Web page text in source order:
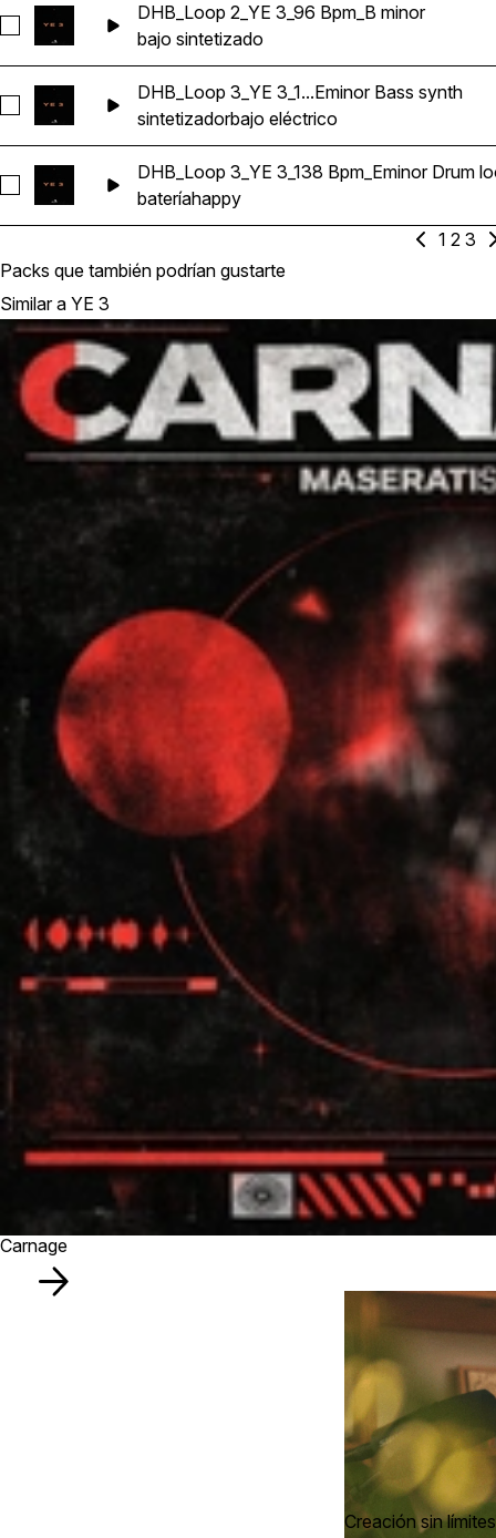
Seleccionar DHB_Loop 2_YE 3_96 Bpm_B minor
DHB_Loop 2_YE 3_96 Bpm_B minor
bajo sintetizado
Seleccionar DHB_Loop 3_YE 3_138 Bpm_Eminor Bass synth
DHB_Loop 3_YE 3_1...Eminor Bass synth
sintetizadorbajo eléctrico
Seleccionar DHB_Loop 3_YE 3_138 Bpm_Eminor Drum loop
DHB_Loop 3_YE 3_138 Bpm_Eminor Drum
bateríahappy
1 2 3
Packs que también podrían gustarte
Similar a YE 3
Carnage
Creación sin